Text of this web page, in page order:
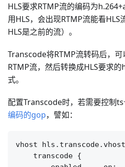
HLS要求RTMP流的编码为
用HLS，会出现RTMP流能看HLS
HLS是之前的流）。
Transcode将RTMP流转码后，可
RTMP流，然后转换成HLS要求
式。
配置Transcode时，若需要控制
编码的gop，譬如：
vhost
    transcode {